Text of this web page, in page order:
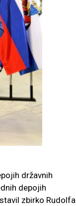
državnih
depojih
zbirko Rudolfa